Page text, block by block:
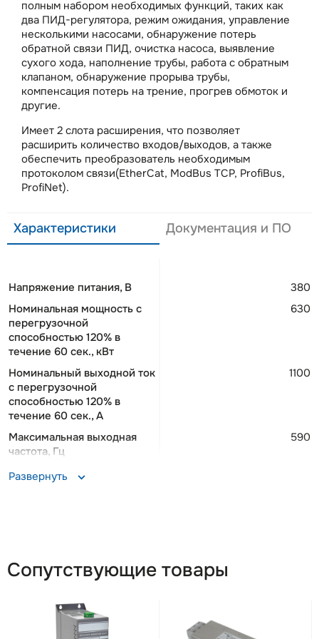
полным набором необходимых функций, таких как
два ПИД-регулятора, режим ожидания, управление
несколькими насосами, обнаружение потерь
обратной связи ПИД, очистка насоса, выявление
сухого хода, наполнение трубы, работа с обратным
клапаном, обнаружение прорыва трубы,
компенсация потерь на трение, прогрев обмоток и
другие.
Имеет 2 слота расширения, что позволяет
расширить количество входов/выходов, а также
обеспечить преобразователь необходимым
протоколом связи(EtherCat, ModBus TCP, ProfiBus,
ProfiNet).
Характеристики Документация и ПО
Напряжение питания, В
380
Номинальная мощность c
перегрузочной
способностью 120% в
течение 60 сек., кВт
630
Номинальный выходной ток
c перегрузочной
способностью 120% в
течение 60 сек., A
1100
Максимальная выходная
частота, Гц
590
Максимальный ток
двигателя (в течение 1 мин),
выходов, шт.
входов, шт.
Количество аналоговых
Развернуть
Сопутствующие товары